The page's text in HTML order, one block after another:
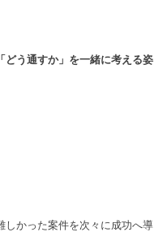
どう通すか」を一緒に考える姿
しかった案件を次々に成功へ導